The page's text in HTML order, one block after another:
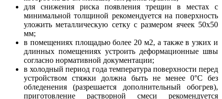
для снижения риска появления трещин в местах с
минимальной толщиной рекомендуется на поверхность
уложить металлическую сетку с размером ячеек 50х50
мм;
в помещениях площадью более 20 м2, а также в узких и
длинных помещениях устроить деформационные швы
согласно нормативной документации;
в холодный период года температура поверхности перед
устройством стяжки должна быть не менее 0°С без
обледенения (разрешается дополнительный обогрев),
приготовление растворной смеси рекомендуется